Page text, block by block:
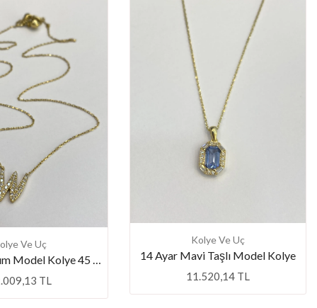
Ve Uç
14 Ayar Tasarım Model Kolye 45 Cm
TL
Kolye Ve Uç
14 Ayar Mavi Taşlı Model Kolye
11.520,14 TL